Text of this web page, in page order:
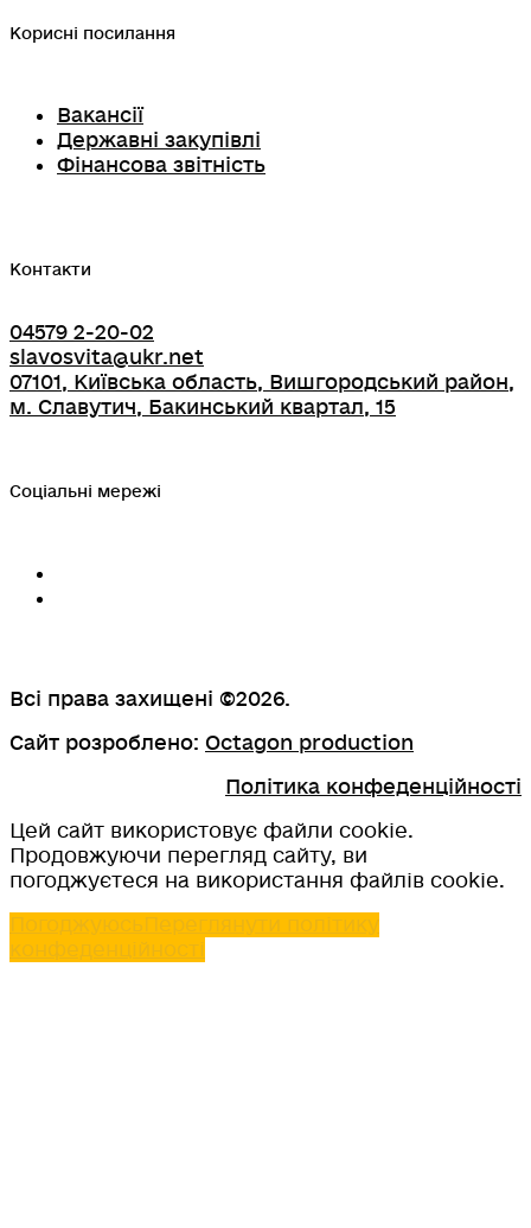
Корисні посилання
Вакансії
Державні закупівлі
Фінансова звітність
Контакти
04579 2-20-02
slavosvita@ukr.net
07101, Київська область, Вишгородський район,
м. Славутич, Бакинський квартал, 15
Соціальні мережі
Всі права захищені ©2026.
Сайт розроблено: Octagon production
Політика конфеденційності
Цей сайт використовує файли cookie.
Продовжуючи перегляд сайту, ви
погоджуєтеся на використання файлів cookie.